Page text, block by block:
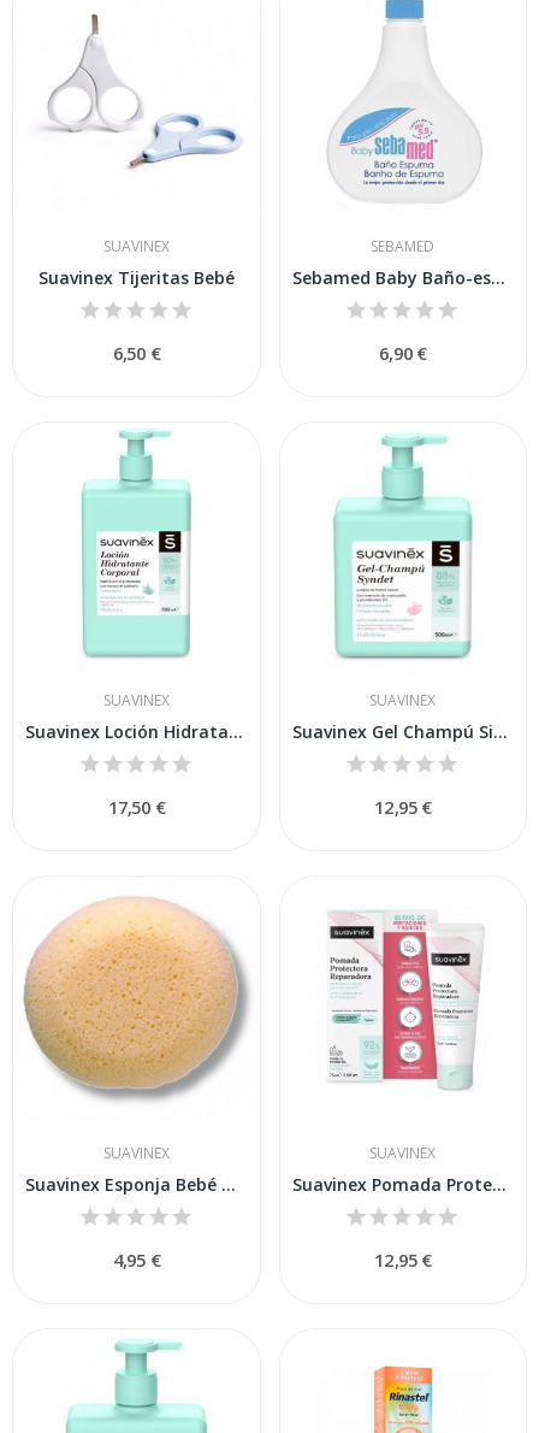
SUAVINEX
Suavinex Tijeritas Bebé
6,50 €
SEBAMED
Sebamed Baby Baño-espuma 200ml
6,90 €
SUAVINEX
Suavinex Loción Hidratante Corporal 750 ml
17,50 €
SUAVINEX
Suavinex Gel Champú Sin Jabón 500 ml
12,95 €
SUAVINEX
Suavinex Esponja Bebé Hidrófila 1ud
4,95 €
SUAVINEX
Suavinex Pomada Protectora Reparadora 75ml
12,95 €